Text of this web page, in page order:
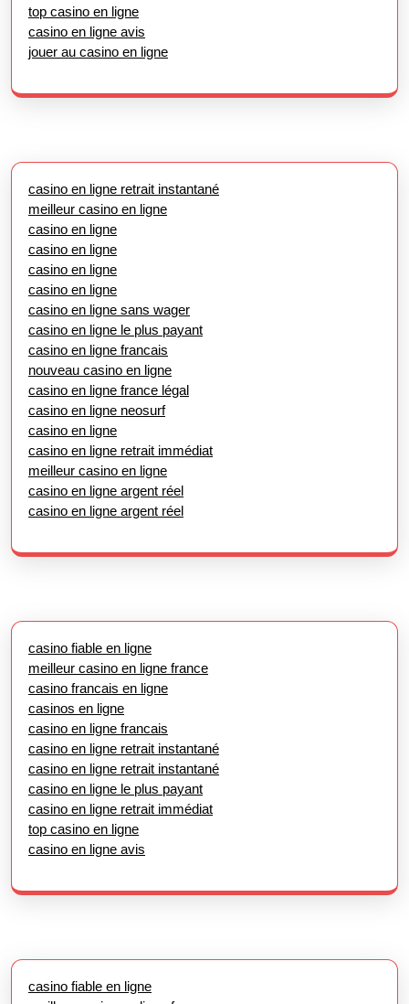
top casino en ligne
casino en ligne avis
jouer au casino en ligne
casino en ligne retrait instantané
meilleur casino en ligne
casino en ligne
casino en ligne
casino en ligne
casino en ligne
casino en ligne sans wager
casino en ligne le plus payant
casino en ligne francais
nouveau casino en ligne
casino en ligne france légal
casino en ligne neosurf
casino en ligne
casino en ligne retrait immédiat
meilleur casino en ligne
casino en ligne argent réel
casino en ligne argent réel
casino fiable en ligne
meilleur casino en ligne france
casino francais en ligne
casinos en ligne
casino en ligne francais
casino en ligne retrait instantané
casino en ligne retrait instantané
casino en ligne le plus payant
casino en ligne retrait immédiat
top casino en ligne
casino en ligne avis
casino fiable en ligne